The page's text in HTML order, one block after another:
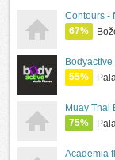
Contours -
67%
55%
Muay Thai
75%
Academia